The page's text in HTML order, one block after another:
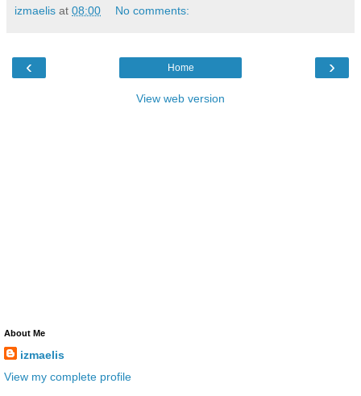
izmaelis at 08:00 No comments:
‹ ›
Home
View web version
About Me
izmaelis
View my complete profile